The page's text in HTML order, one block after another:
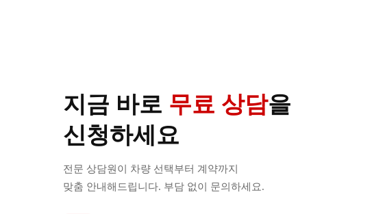
지금 바로 무료 상담을
신청하세요
전문 상담원이 차량 선택부터 계약까지
맞춤 안내해드립니다. 부담 없이 문의하세요.